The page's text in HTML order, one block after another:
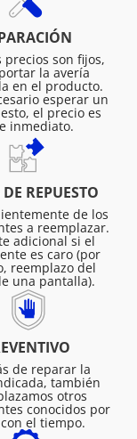
precios son fijos,
la avería
en el producto.
esperar un
el precio es
inmediato.
REPUESTO
de los
a reemplazar.
adicional si el
es caro (por
reemplazo del
una pantalla).
de reparar la
también
otros
conocidos por
el tiempo.